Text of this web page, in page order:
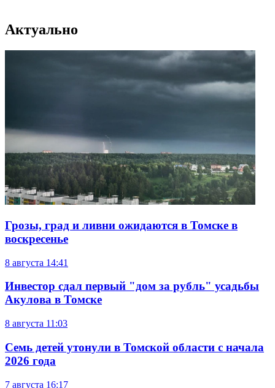
Актуально
Грозы, град и ливни ожидаются в Томске в
воскресенье
8 августа 14:41
Инвестор сдал первый "дом за рубль" усадьбы
Акулова в Томске
8 августа 11:03
Семь детей утонули в Томской области с начала
2026 года
7 августа 16:17